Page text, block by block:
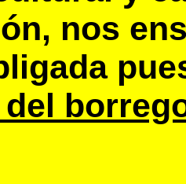
nos